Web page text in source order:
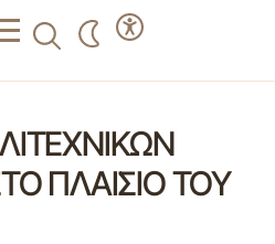
ΠΛΑΙΣΙΟ ΤΟΥ